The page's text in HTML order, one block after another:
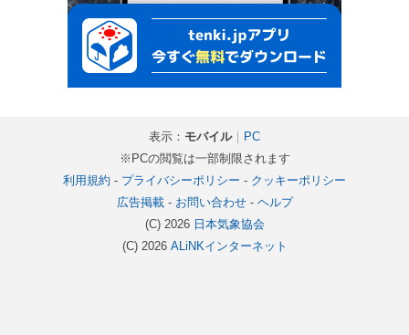
表示： モバイル｜
PC
※PCの閲覧は一部制限されます
利用規約 - プライバシーポリシー - クッキーポリシー
広告掲載- お問い合わせ- ヘルプ
(C) 2026 日本気象協会
(C) 2026 ALiNKインターネット